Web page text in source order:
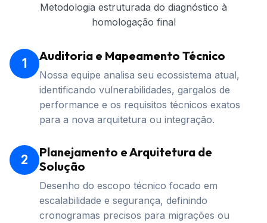
Metodologia estruturada do diagnóstico à
homologação final
1
Auditoria e Mapeamento Técnico
Nossa equipe analisa seu ecossistema atual,
identificando vulnerabilidades, gargalos de
performance e os requisitos técnicos exatos
para a nova arquitetura ou integração.
2
Planejamento e Arquitetura de
Solução
Desenho do escopo técnico focado em
escalabilidade e segurança, definindo
cronogramas precisos para migrações ou